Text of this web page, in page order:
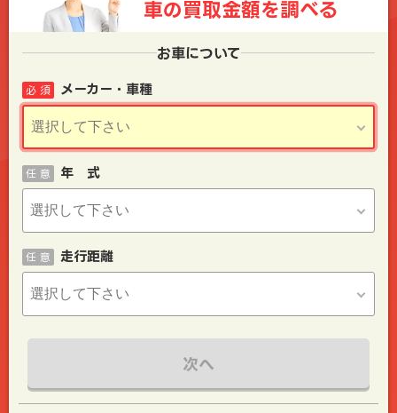
車の買取金額を調べる
お車について
メーカー・車種
必 須
年 式
任 意
走行距離
任 意
次へ